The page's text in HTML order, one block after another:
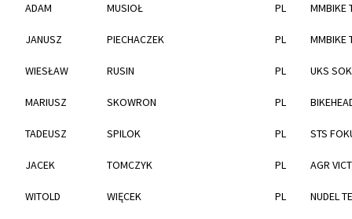
ADAM MUSIOŁ PL MMBIKE
JANUSZ PIECHACZEK PL MMBIKE
WIESŁAW RUSIN PL UKS
MARIUSZ SKOWRON PL
TADEUSZ SPILOK PL STS
JACEK TOMCZYK PL AGR
WITOLD WIĘCEK PL NUDEL